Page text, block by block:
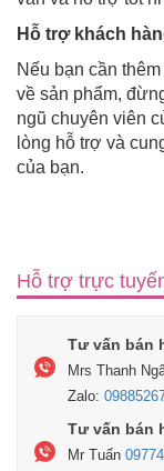
Hỗ trợ khách
Nếu bạn cần
về sản phẩm,
ngũ chuyên viên
lòng hỗ trợ và
của bạn.
Hỗ trợ trực
Tư vấn bán
Mrs Thanh
Zalo:
Tư vấn bán
Mr Tuấn